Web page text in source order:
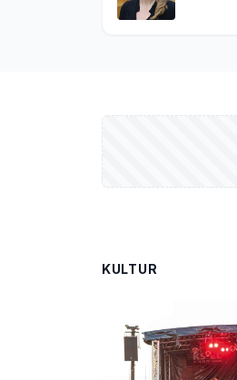
KULTUR